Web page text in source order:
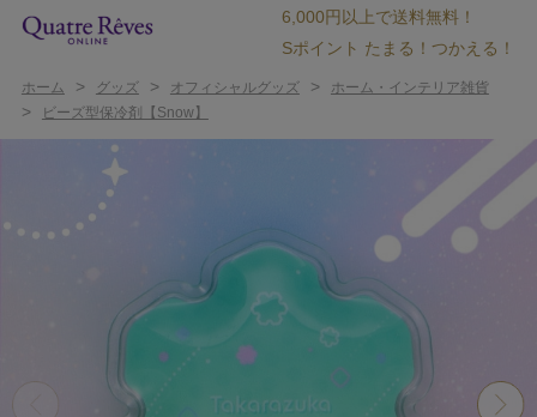
6,000円以上で送料無料！
Sポイント たまる！つかえる！
ホーム > グッズ > オフィシャルグッズ > ホーム・インテリア雑貨
> ビーズ型保冷剤【Snow】